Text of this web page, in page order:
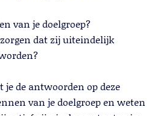
van je doelgroep?
zorgen dat zij uiteindelijk
je de antwoorden op deze
van je doelgroep en weten